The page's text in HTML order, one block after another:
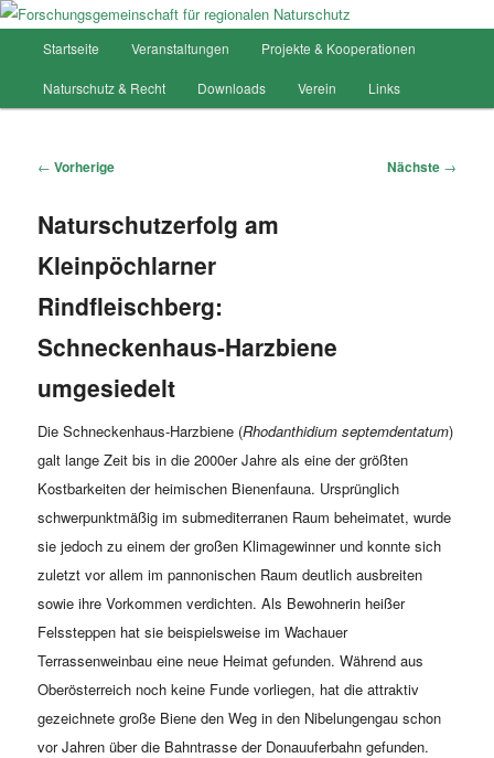
Forschungsgemeinschaft für
Hauptmenü
Zum
Inhalt
Startseite Veranstaltungen Projekte & Kooperationen
Naturschutz & Recht Downloads Verein Links
Artikelnavigation
← Vorherige Nächste →
Naturschutzerfolg am
Kleinpöchlarner
Rindfleischberg:
Schneckenhaus-Harzbiene
umgesiedelt
Die Schneckenhaus-Harzbiene (Rhodanthidium septemdentatum)
galt lange Zeit bis in die 2000er Jahre als eine der größten
Kostbarkeiten der heimischen Bienenfauna. Ursprünglich
schwerpunktmäßig im submediterranen Raum beheimatet, wurde
sie jedoch zu einem der großen Klimagewinner und konnte sich
zuletzt vor allem im pannonischen Raum deutlich ausbreiten
sowie ihre Vorkommen verdichten. Als Bewohnerin heißer
Felssteppen hat sie beispielsweise im Wachauer
Terrassenweinbau eine neue Heimat gefunden. Während aus
Oberösterreich noch keine Funde vorliegen, hat die attraktiv
gezeichnete große Biene den Weg in den Nibelungengau schon
vor Jahren über die Bahntrasse der Donauuferbahn gefunden.